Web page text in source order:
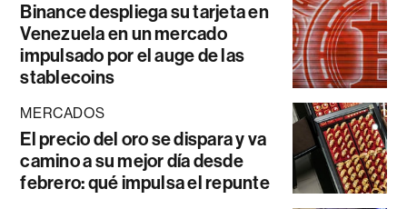
Binance despliega su tarjeta en
Venezuela en un mercado
impulsado por el auge de las
stablecoins
MERCADOS
El precio del oro se dispara y va
camino a su mejor día desde
febrero: qué impulsa el repunte